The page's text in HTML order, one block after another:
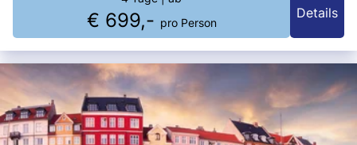
€ 699,- pro Person
Details